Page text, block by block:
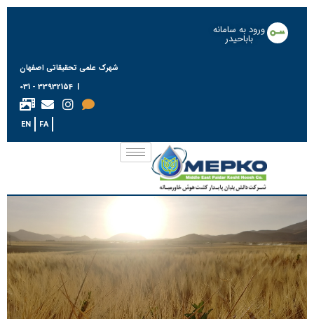
ورود به سامانه
باباحیدر
شهرک علمی تحقیقاتی اصفهان
| 33932154 - 031
FA
EN